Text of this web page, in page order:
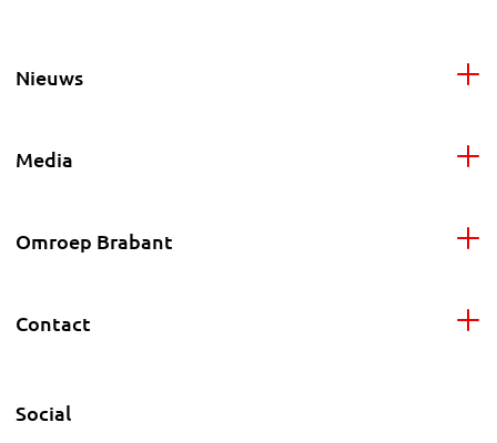
Nieuws
Media
Omroep Brabant
Contact
Social